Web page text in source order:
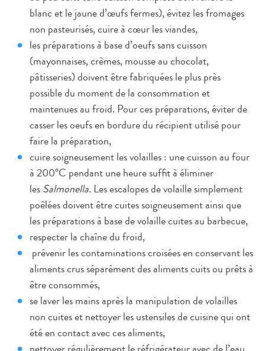
blanc et le jaune d’œufs fermes), évitez les fromages
non pasteurisés, cuire à cœur les viandes,
les préparations à base d’oeufs sans cuisson
(mayonnaises, crèmes, mousse au chocolat,
pâtisseries) doivent être fabriquées le plus près
possible du moment de la consommation et
maintenues au froid. Pour ces préparations, éviter de
casser les oeufs en bordure du récipient utilisé pour
faire la préparation,
cuire soigneusement les volailles : une cuisson au four
à 200°C pendant une heure suffit à éliminer
lesSalmonella.Les escalopes de volaille simplement
poêlées doivent être cuites soigneusement ainsi que
les préparations à base de volaille cuites au barbecue,
respecter la chaîne du froid,
prévenir les contaminations croisées en conservant les
aliments crus séparément des aliments cuits ou prêts à
être consommés,
se laver les mains après la manipulation de volailles
non cuites et nettoyer les ustensiles de cuisine qui ont
été en contact avec ces aliments,